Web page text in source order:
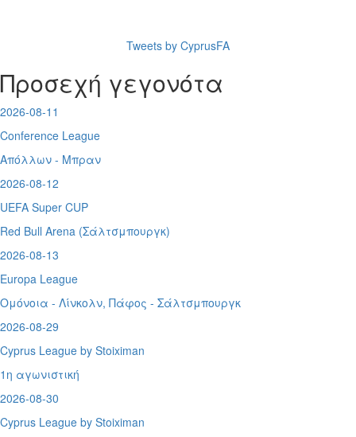
Tweets by CyprusFA
Προσεχή γεγονότα
2026-08-11
Conference League
Απόλλων - Μπραν
2026-08-12
UEFA Super CUP
Red Bull Arena (Σάλτσμπουργκ)
2026-08-13
Europa League
Ομόνοια - Λίνκολν, Πάφος - Σάλτσμπουργκ
2026-08-29
Cyprus League by Stoiximan
1η αγωνιστική
2026-08-30
Cyprus League by Stoiximan